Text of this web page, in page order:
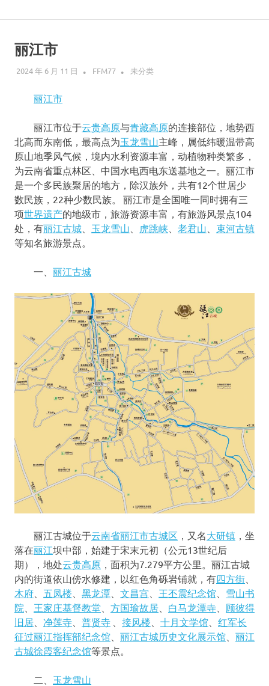
to
说
走
就
的
旅
行
丽江市
2024 年 6 月 11 日 FFM77 未分类
丽江市
丽江市位于云贵高原与青藏高原的连接部位，地势西
北高而东南低，最高点为玉龙雪山主峰，属低纬暖温带高
原山地季风气候，境内水利资源丰富，动植物种类繁多，
为云南省重点林区、中国水电西电东送基地之一。丽江市
是一个多民族聚居的地方，除汉族外，共有12个世居少
数民族，22种少数民族。
丽江市是全国唯一同时拥有三
项世界遗产的地级市，旅游资源丰富，有旅游风景点104
处，有丽江古城 玉龙雪山 虎跳峡 老君山
束河古镇
等知名旅游景点。
一、 丽江古城
丽江古城位于云南省丽江市古城区 ，又名大研镇 ，坐
落在丽江坝中部，始建于宋末元初（公元13世纪后
期），地处云贵高原 ，面积为7.279平方公里。丽江古城
内的街道依山傍水修建，以红色角砾岩铺就，有四方街
木府
五凤楼 黑龙潭 文昌宫 王丕震纪念馆
雪山书
院
王家庄基督教堂 方国瑜故居 白马龙潭寺
顾彼得
旧居
净莲寺 普贤寺 接风楼 十月文学馆
红军长
征过丽江指挥部纪念馆
丽江古城历史文化展示馆
丽江
古城徐霞客纪念馆等景点。
二、 玉龙雪山